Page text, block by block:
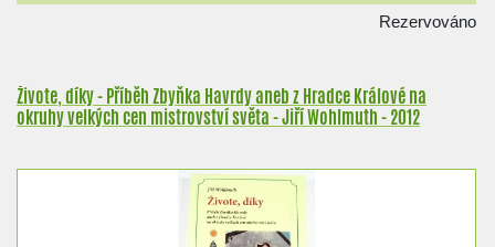
Rezervováno
Živote, díky - Příběh Zbyňka Havrdy aneb z Hradce Králové na
okruhy velkých cen mistrovství světa - Jiří Wohlmuth - 2012